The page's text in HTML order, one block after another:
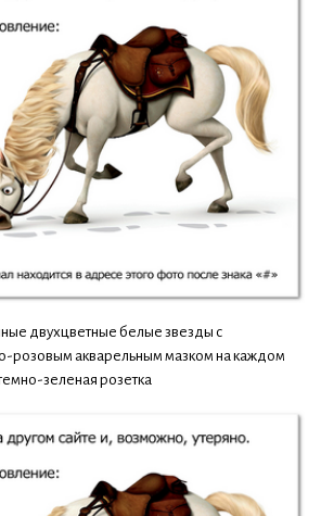
двухцветные белые звезды с
розовым акварельным мазком на каждом
зеленая розетка